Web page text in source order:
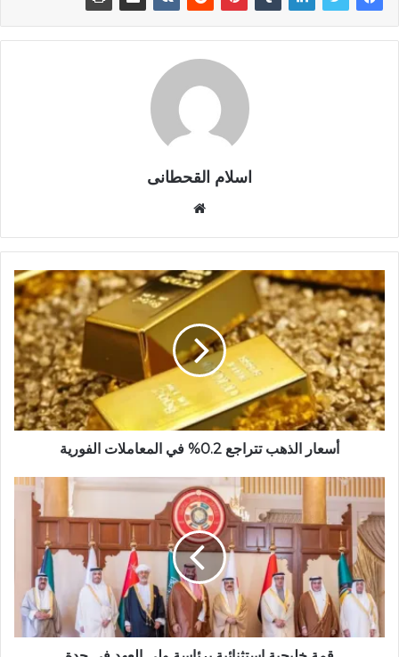
اسلام القحطانى
ق
ع
ا
ي
ب
أسعار الذهب تتراجع 0.2% في المعاملات الفورية